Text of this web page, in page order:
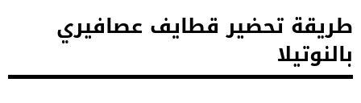
طريقة تحضير قطايف عصافيري
بالنوتيلا